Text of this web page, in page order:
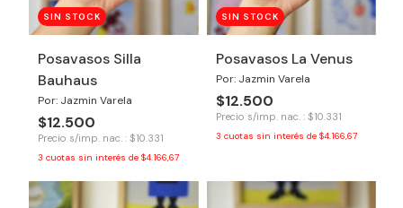
SIN STOCK
Posavasos Silla
Bauhaus
Por: Jazmin Varela
$12.500
Precio s/imp. nac. : $10.331
3 cuotas sin interés de $4.166,67
SIN STOCK
Posavasos La Venus
Por: Jazmin Varela
$12.500
Precio s/imp. nac. : $10.331
3 cuotas sin interés de $4.166,67